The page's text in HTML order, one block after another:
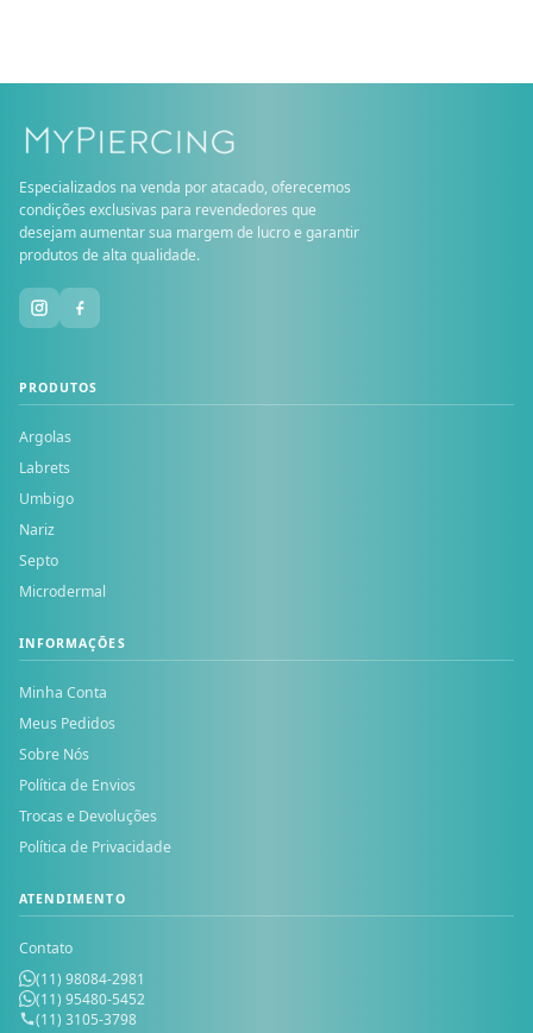
Especializados na venda por atacado, oferecemos
condições exclusivas para revendedores que
desejam aumentar sua margem de lucro e garantir
produtos de alta qualidade.
PRODUTOS
Argolas
Labrets
Umbigo
Nariz
Septo
Microdermal
INFORMAÇÕES
Minha Conta
Meus Pedidos
Sobre Nós
Política de Envios
Trocas e Devoluções
Política de Privacidade
ATENDIMENTO
Contato
(11) 98084-2981
(11) 95480-5452
(11) 3105-3798